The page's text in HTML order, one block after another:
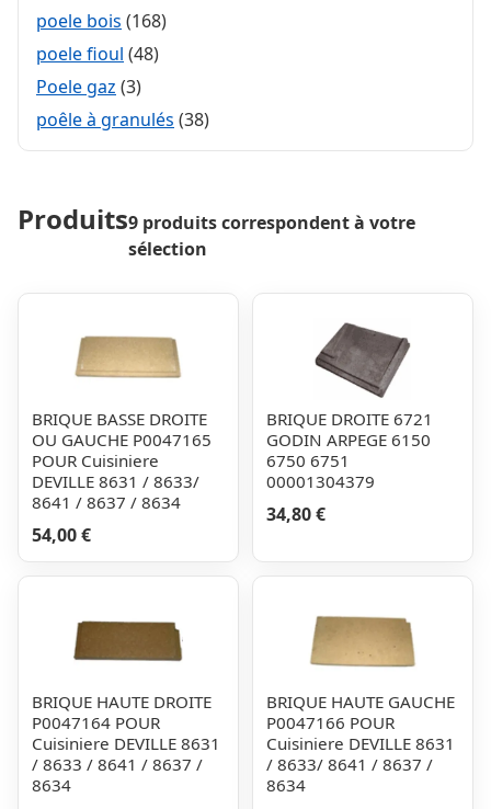
poele bois (168)
poele fioul (48)
Poele gaz (3)
poêle à granulés (38)
Produits9 produits correspondent à votre
sélection
BRIQUE BASSE DROITE
OU GAUCHE P0047165
POUR Cuisiniere
DEVILLE 8631 / 8633/
8641 / 8637 / 8634
54,00 €
BRIQUE DROITE 6721
GODIN ARPEGE 6150
6750 6751
00001304379
34,80 €
BRIQUE HAUTE DROITE
P0047164 POUR
Cuisiniere DEVILLE 8631
/ 8633 / 8641 / 8637 /
8634
BRIQUE HAUTE GAUCHE
P0047166 POUR
Cuisiniere DEVILLE 8631
/ 8633/ 8641 / 8637 /
8634